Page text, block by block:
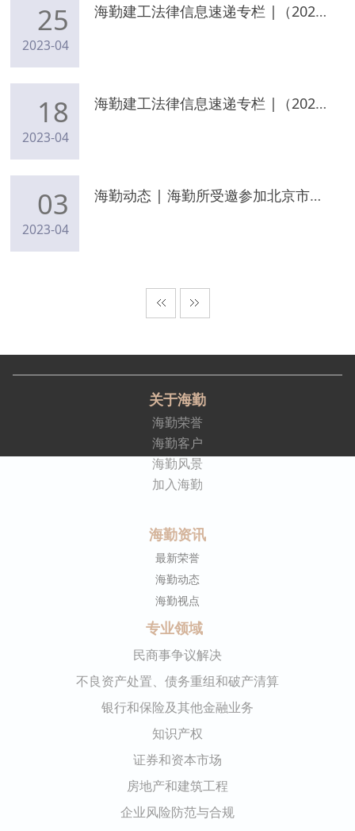
25
2023-04
海勤建工法律信息速递专栏 |（2023年4月24日）
18
2023-04
海勤建工法律信息速递专栏 |（2023年4月17日）
03
2023-04
海勤动态 | 海勤所受邀参加北京市律师协会青年律师阳光成长计划培训班游学班结业式
关于海勤
海勤荣誉
海勤客户
海勤风景
加入海勤
海勤资讯
最新荣誉
海勤动态
海勤视点
专业领域
民商事争议解决
不良资产处置、债务重组和破产清算
银行和保险及其他金融业务
知识产权
证券和资本市场
房地产和建筑工程
企业风险防范与合规